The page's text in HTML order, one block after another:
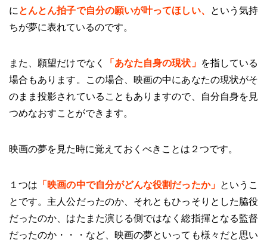
に とんとん拍子で自分の願いが叶ってほしい、
という気持
ちが夢に表れているのです。
また、願望だけでなく 「あなた自身の現状」 を指している
場合もあります。この場合、映画の中にあなたの現状がそ
のまま投影されていることもありますので、自分自身を見
つめなおすことができます。
映画の夢を見た時に覚えておくべきことは２つです。
１つは 「映画の中で自分がどんな役割だったか」 というこ
とです。主人公だったのか、それともひっそりとした脇役
だったのか、はたまた演じる側ではなく総指揮となる監督
だったのか・・・など、映画の夢といっても様々だと思い